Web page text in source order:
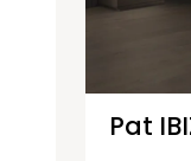
Pat